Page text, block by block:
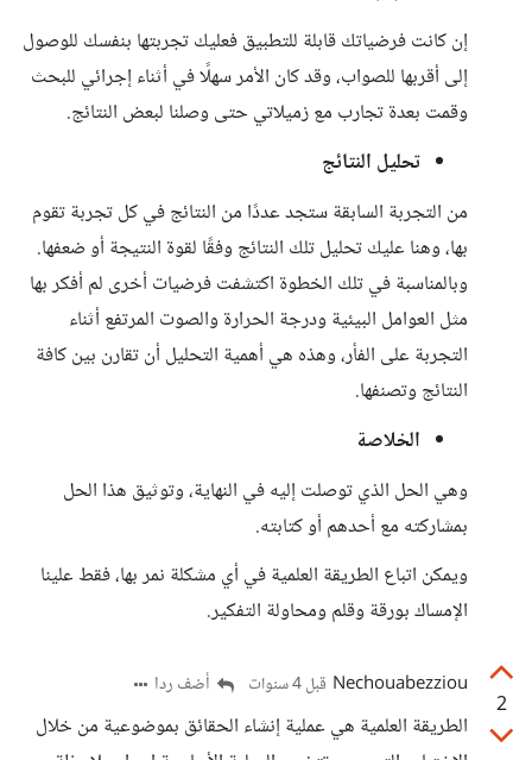
إن كانت فرضياتك قابلة للتطبيق فعليك تجربتها بنفسك للوصول
إلى أقربها للصواب، وقد كان الأمر سهلًا في أثناء إجرائي للبحث
وقمت بعدة تجارب مع زميلاتي حتى وصلنا لبعض النتائج.
تحليل النتائج
من التجربة السابقة ستجد عددًا من النتائج في كل تجربة تقوم
بها، وهنا عليك تحليل تلك النتائج وفقًا لقوة النتيجة أو ضعفها.
وبالمناسبة في تلك الخطوة اكتشفت فرضيات أخرى لم أفكر بها
مثل العوامل البيئية ودرجة الحرارة والصوت المرتفع أثناء
التجربة على الفأر، وهذه هي أهمية التحليل أن تقارن بين كافة
النتائج وتصنفها.
الخلاصة
وهي الحل الذي توصلت إليه في النهاية، وتوثيق هذا الحل
بمشاركته مع أحدهم أو كتابته.
ويمكن اتباع الطريقة العلمية في أي مشكلة نمر بها، فقط علينا
الإمساك بورقة وقلم ومحاولة التفكير.
2
Nechouabezziou قبل 4 سنوات أضف ردا
الطريقة العلمية هي عملية إنشاء الحقائق بموضوعية من خلال